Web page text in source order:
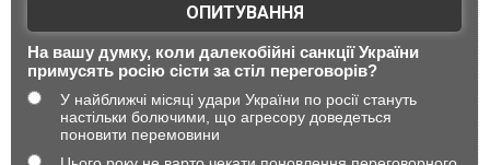
ОПИТУВАННЯ
На вашу думку, коли далекобійні санкції України
примусять росію сісти за стіл переговорів?
У найближчі місяці удари України по росії стануть
настільки болючими, що агресору доведеться
поновити перемовини